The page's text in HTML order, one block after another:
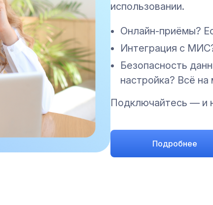
использовании.
Онлайн-приёмы?
Интеграция с
Безопасность
настройка? Всё на
Подключайтесь — и
Подробнее